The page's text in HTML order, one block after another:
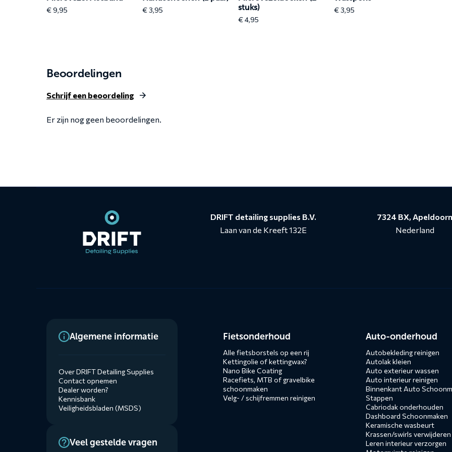
€9,95 €3,95
stuks)
€4,95
€3,95
Beoordelingen
Schrijf een beoordeling
Er zijn nog geen beoordelingen.
DRIFT detailing supplies B.V.
Laan van de Kreeft 132E
7324 BX, Apeldoorn
Nederland
Algemene informatie
Over DRIFT Detailing Supplies
Contact opnemen
Dealer worden?
Kennisbank
Veiligheidsbladen (MSDS)
Veel gestelde vragen
Fietsonderhoud
Alle fietsborstels op een rij
Kettingolie of kettingwax?
Nano Bike Coating
Racefiets, MTB of gravelbike
schoonmaken
Velg- / schijfremmen reinigen
Auto-onderhoud
Autobekleding reinigen
Autolak kleien
Auto exterieur wassen
Auto interieur reinigen
Binnenkant Auto
Stappen
Cabriodak onderhouden
Dashboard Schoonmaken
Keramische wasbeurt
Krassen/swirls verwijderen
Leren interieur verzorgen